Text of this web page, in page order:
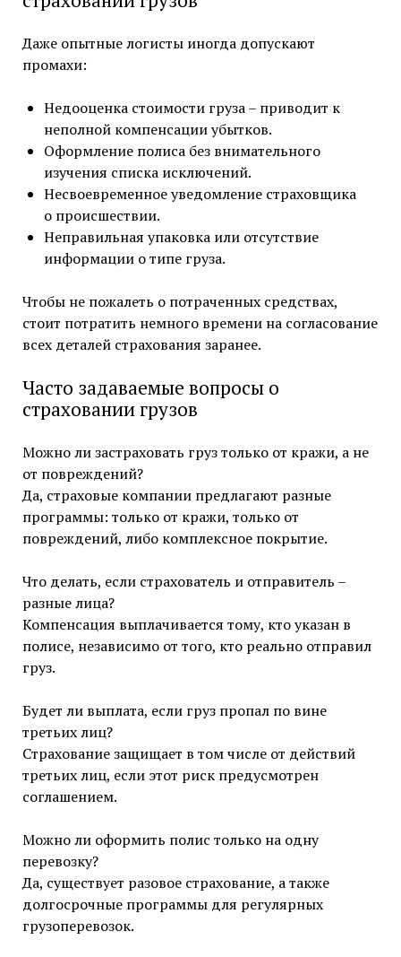
Даже опытные логисты иногда допускают
промахи:
Недооценка стоимости груза – приводит к
неполной компенсации убытков.
Оформление полиса без внимательного
изучения списка исключений.
Несвоевременное уведомление страховщика
о происшествии.
Неправильная упаковка или отсутствие
информации о типе груза.
Чтобы не пожалеть о потраченных средствах,
стоит потратить немного времени на согласование
всех деталей страхования заранее.
Часто задаваемые вопросы о
страховании грузов
Можно ли застраховать груз только от кражи, а не
от повреждений?
Да, страховые компании предлагают разные
программы: только от кражи, только от
повреждений, либо комплексное покрытие.
Что делать, если страхователь и отправитель –
разные лица?
Компенсация выплачивается тому, кто указан в
полисе, независимо от того, кто реально отправил
груз.
Будет ли выплата, если груз пропал по вине
третьих лиц?
Страхование защищает в том числе от действий
третьих лиц, если этот риск предусмотрен
соглашением.
Можно ли оформить полис только на одну
перевозку?
Да, существует разовое страхование, а также
долгосрочные программы для регулярных
грузоперевозок.